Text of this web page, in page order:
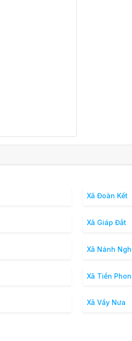
Xã Đoàn Kết
Xã Giáp Đắt
Xã Nánh
Xã Tiền
Xã Vầy Nưa